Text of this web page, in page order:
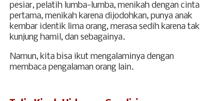
pesiar, pelatih lumba-lumba, menikah dengan cinta
pertama, menikah karena dijodohkan, punya anak
kembar identik lima orang, merasa sedih karena tak
kunjung hamil, dan sebagainya.
Namun, kita bisa ikut mengalaminya dengan
membaca pengalaman orang lain.